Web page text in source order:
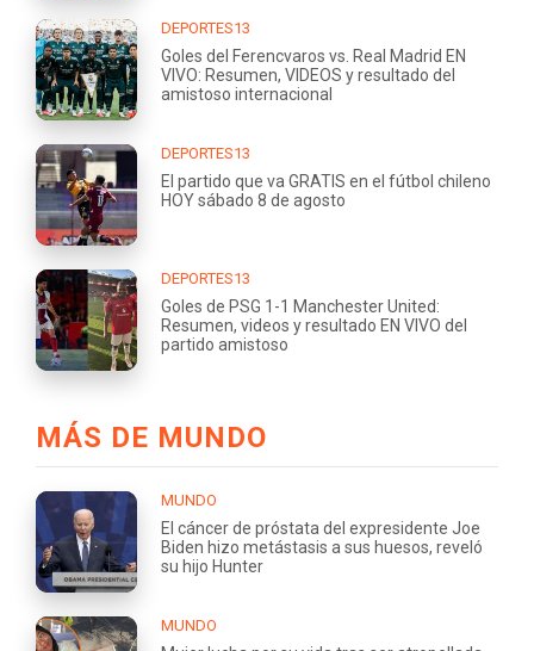
DEPORTES13
Goles del Ferencvaros vs. Real Madrid EN
VIVO: Resumen, VIDEOS y resultado del
amistoso internacional
DEPORTES13
El partido que va GRATIS en el fútbol chileno
HOY sábado 8 de agosto
DEPORTES13
Goles de PSG 1-1 Manchester United:
Resumen, videos y resultado EN VIVO del
partido amistoso
MÁS DE MUNDO
MUNDO
El cáncer de próstata del expresidente Joe
Biden hizo metástasis a sus huesos, reveló
su hijo Hunter
MUNDO